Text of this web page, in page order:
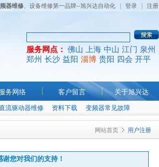
器维修、设备维修第一品牌--旭兴达自动化 登录 注册
服务网点： 佛山 上海 中山 江门 泉州
郑州 长沙 益阳 淄博 贵阳 四会 开平
务网络 客户留言 关于旭兴达
流驱动器维修 资料下载 变频器常见故障
网站首页 用户注册
您对我们的支持！